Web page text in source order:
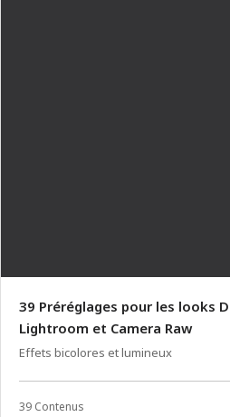
39 Préréglages pour les looks
Lightroom et Camera Raw
Effets bicolores et lumineux
39 Contenus